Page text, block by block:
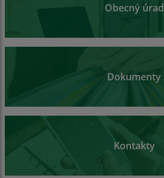
Obecný úrad
Dokumenty
Kontakty